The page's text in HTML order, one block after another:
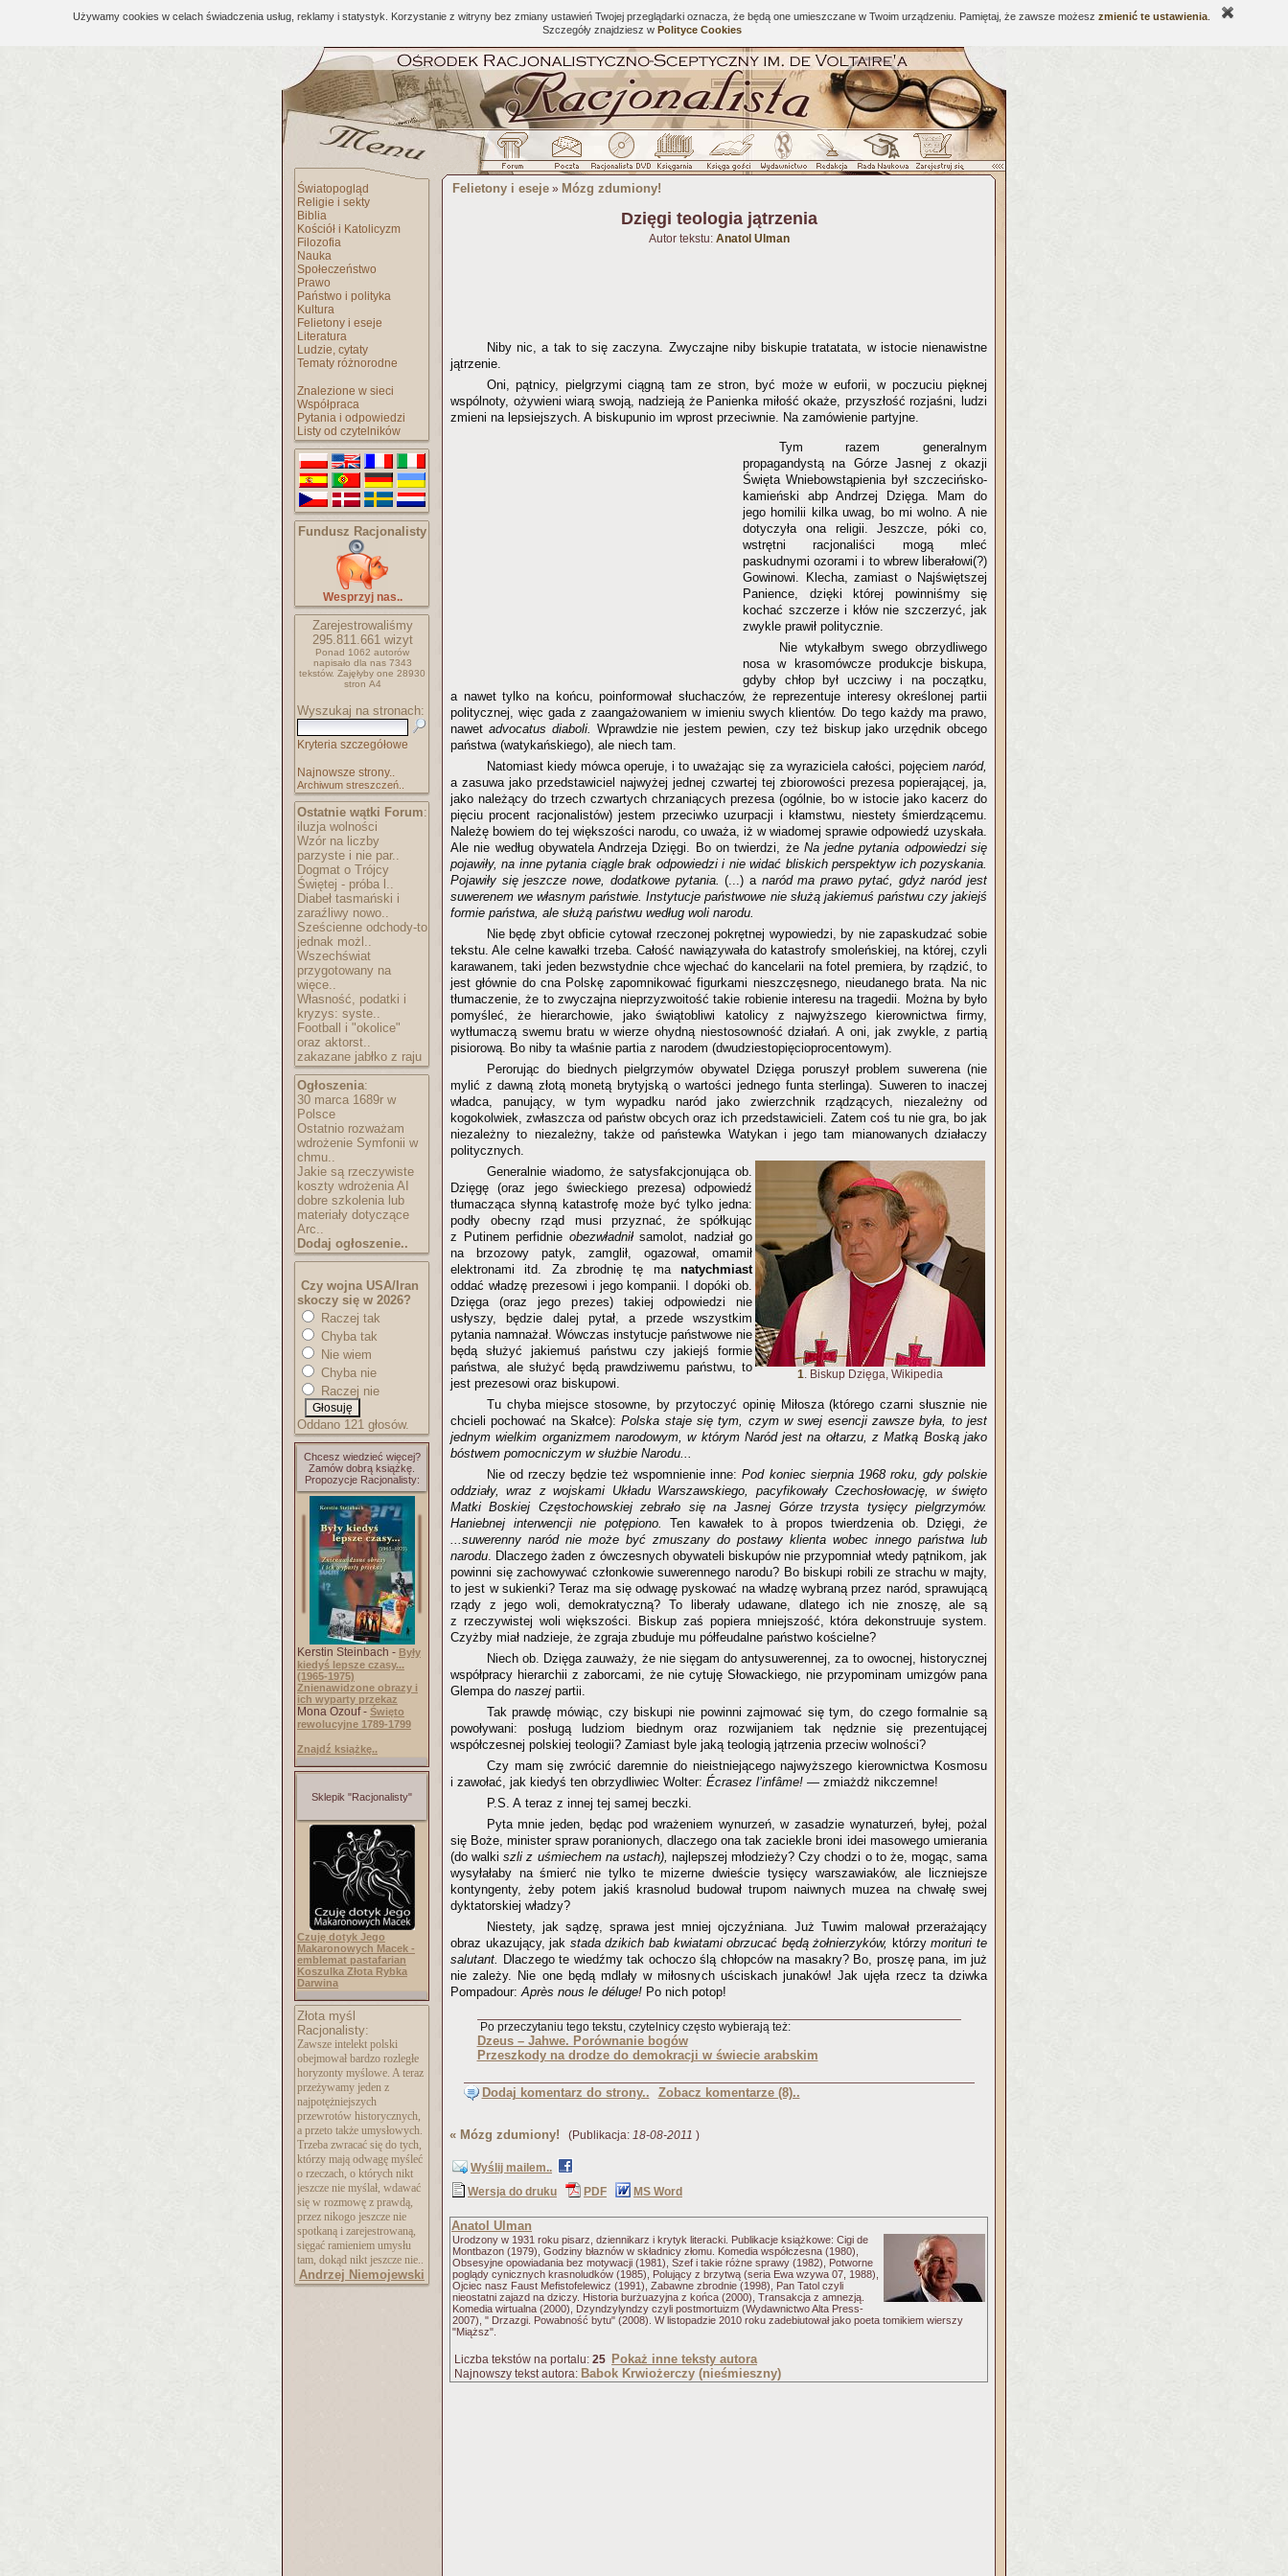
Używamy cookies w celach świadczenia usług, reklamy i statystyk. Korzystanie z witryny bez zmiany ustawień Twojej przeglądarki oznacza, że będą one umieszczane w Twoim urządzeniu. Pamiętaj, że zawsze możesz zmienić te ustawienia
Szczegóły znajdziesz w Polityce Cookies
Światopogląd
Religie i sekty
Biblia
Kościół i Katolicyzm
Filozofia
Nauka
Społeczeństwo
Prawo
Państwo i polityka
Kultura
Felietony i eseje
Literatura
Ludzie, cytaty
Tematy różnorodne
Znalezione w sieci
Współpraca
Pytania i odpowiedzi
Listy od czytelników
Fundusz Racjonalisty
Wesprzyj nas..
Zarejestrowaliśmy
295.811.661wizyt
Ponad 1062 autorów
napisało dla nas 7343
tekstów. Zajęłyby one 28930
stron A4
Wyszukaj na stronach:
Kryteria szczegółowe
Najnowsze strony..
Archiwum streszczeń..
Ostatnie wątki Forum:
iluzja wolności
Wzór na liczby
parzyste i nie par..
Dogmat o Trójcy
Świętej - próba l..
Diabeł tasmański i
zaraźliwy nowo..
Sześcienne odchody-to
jednak możl..
Wszechświat
przygotowany na
więce..
Własność, podatki i
kryzys: syste..
Football i "okolice"
oraz aktorst..
zakazane jabłko z raju
Ogłoszenia:
30 marca 1689r w
Polsce
Ostatnio rozważam
wdrożenie Symfonii w
chmu..
Jakie są rzeczywiste
koszty wdrożenia AI
dobre szkolenia lub
materiały dotyczące
Arc..
Dodaj ogłoszenie..
Czy wojna USA/Iran
skoczy się w 2026?
Raczej tak
Chyba tak
Nie wiem
Chyba nie
Raczej nie
Oddano 121 głosów.
Chcesz wiedzieć więcej?
Zamów dobrą książkę.
Propozycje Racjonalisty:
Kerstin Steinbach - Były
kiedyś lepsze czasy...
(1965-1975)
Znienawidzone obrazy i
ich wyparty przekaz
Mona Ozouf - Święto
rewolucyjne 1789-1799
Znajdź książkę..
Sklepik "Racjonalisty"
Czuję dotyk Jego
Makaronowych Macek -
emblemat pastafarian
Koszulka Złota Rybka
Darwina
Złota myśl
Racjonalisty:
Zawsze intelekt polski
obejmował bardzo rozległe
horyzonty myślowe. A teraz
przeżywamy jeden z
najpotężniejszych
przewrotów historycznych,
a przeto także umysłowych.
Trzeba zwracać się do tych,
którzy mają odwagę myśleć
o rzeczach, o których nikt
jeszcze nie myślał, wdawać
się w rozmowę z prawdą,
przez nikogo jeszcze nie
spotkaną i zarejestrowaną,
sięgać ramieniem umysłu
tam, dokąd nikt jeszcze nie..
Andrzej Niemojewski
Felietony i eseje » Mózg zdumiony!
Dzięgi teologia jątrzenia
Autor tekstu: Anatol Ulman
Niby nic, a tak to się zaczyna. Zwyczajne niby biskupie tratatata, w istocie nienawistne
jątrzenie.
Oni, pątnicy, pielgrzymi ciągną tam ze stron, być może w euforii, w poczuciu pięknej
wspólnoty, ożywieni wiarą swoją, nadzieją że Panienka miłość okaże, przyszłość rozjaśni, ludzi
zmieni na lepsiejszych. A biskupunio im wprost przeciwnie. Na zamówienie partyjne.
Tym razem generalnym
propagandystą na Górze Jasnej z okazji
Święta Wniebowstąpienia był szczecińsko-
kamieński abp Andrzej Dzięga. Mam do
jego homilii kilka uwag, bo mi wolno. A nie
dotyczyła ona religii. Jeszcze, póki co,
wstrętni racjonaliści mogą mleć
paskudnymi ozorami i to wbrew liberałowi(?)
Gowinowi. Klecha, zamiast o Najświętszej
Panience, dzięki której powinniśmy się
kochać szczerze i kłów nie szczerzyć, jak
zwykle prawił politycznie.
Nie wtykałbym swego obrzydliwego
nosa w krasomówcze produkcje biskupa,
gdyby chłop był uczciwy i na początku,
a nawet tylko na końcu, poinformował słuchaczów, że reprezentuje interesy określonej partii
politycznej, więc gada z zaangażowaniem w imieniu swych klientów. Do tego każdy ma prawo,
nawet advocatus diaboli. Wprawdzie nie jestem pewien, czy też biskup jako urzędnik obcego
państwa (watykańskiego), ale niech tam.
Natomiast kiedy mówca operuje, i to uważając się za wyraziciela całości, pojęciem naród,
a zasuwa jako przedstawiciel najwyżej jednej czwartej tej zbiorowości prezesa popierającej, ja,
jako należący do trzech czwartych chrzaniących prezesa (ogólnie, bo w istocie jako kacerz do
pięciu procent racjonalistów) jestem przeciwko uzurpacji i kłamstwu, niestety śmierdzącemu.
Należę bowiem do tej większości narodu, co uważa, iż w wiadomej sprawie odpowiedź uzyskała.
Ale nie według obywatela Andrzeja Dzięgi. Bo on twierdzi, że Na jedne pytania odpowiedzi się
pojawiły, na inne pytania ciągle brak odpowiedzi i nie widać bliskich perspektyw ich pozyskania.
Pojawiły się jeszcze nowe, dodatkowe pytania.(...) a naród ma prawo pytać, gdyż naród jest
suwerenem we własnym państwie. Instytucje państwowe nie służą jakiemuś państwu czy jakiejś
formie państwa, ale służą państwu według woli narodu.
Nie będę zbyt obficie cytował rzeczonej pokrętnej wypowiedzi, by nie zapaskudzać sobie
tekstu. Ale celne kawałki trzeba. Całość nawiązywała do katastrofy smoleńskiej, na której, czyli
karawanem, taki jeden bezwstydnie chce wjechać do kancelarii na fotel premiera, by rządzić, to
jest głównie do cna Polskę zapomnikować figurkami nieszczęsnego, nieudanego brata. Na nic
tłumaczenie, że to zwyczajna nieprzyzwoitość takie robienie interesu na tragedii. Można by było
pomyśleć, że hierarchowie, jako świątobliwi katolicy z najwyższego kierownictwa firmy,
wytłumaczą swemu bratu w wierze ohydną niestosowność działań. A oni, jak zwykle, z partią
pisiorową. Bo niby ta właśnie partia z narodem (dwudziestopięcioprocentowym).
Perorując do biednych pielgrzymów obywatel Dzięga poruszył problem suwerena (nie
mylić z dawną złotą monetą brytyjską o wartości jednego funta sterlinga). Suweren to inaczej
władca, panujący, w tym wypadku naród jako zwierzchnik rządzących, niezależny od
kogokolwiek, zwłaszcza od państw obcych oraz ich przedstawicieli. Zatem coś tu nie gra, bo jak
niezależny to niezależny, także od państewka Watykan i jego tam mianowanych działaczy
politycznych.
1. Biskup Dzięga, Wikipedia
Generalnie wiadomo, że satysfakcjonująca ob.
Dzięgę (oraz jego świeckiego prezesa) odpowiedź
tłumacząca słynną katastrofę może być tylko jedna:
podły obecny rząd musi przyznać, że spółkując
z Putinem perfidnie obezwładnił samolot, nadział go
na brzozowy patyk, zamglił, ogazował, omamił
elektronami itd. Za zbrodnię tę ma natychmiast
oddać władzę prezesowi i jego kompanii. I dopóki ob.
Dzięga (oraz jego prezes) takiej odpowiedzi nie
usłyszy, będzie dalej pytał, a przede wszystkim
pytania namnażał. Wówczas instytucje państwowe nie
będą służyć jakiemuś państwu czy jakiejś formie
państwa, ale służyć będą prawdziwemu państwu, to
jest prezesowi oraz biskupowi.
Tu chyba miejsce stosowne, by przytoczyć opinię Miłosza (którego czarni słusznie nie
chcieli pochować na Skałce): Polska staje się tym, czym w swej esencji zawsze była, to jest
jednym wielkim organizmem narodowym, w którym Naród jest na ołtarzu, z Matką Boską jako
bóstwem pomocniczym w służbie Narodu...
Nie od rzeczy będzie też wspomnienie inne:Pod koniec sierpnia 1968 roku, gdy polskie
oddziały, wraz z wojskami Układu Warszawskiego, pacyfikowały Czechosłowację, w święto
Matki Boskiej Częstochowskiej zebrało się na Jasnej Górze trzysta tysięcy pielgrzymów.
Haniebnej interwencji nie potępiono.
Ten kawałek to à propos twierdzenia ob. Dzięgi, że
...suwerenny naród nie może być zmuszany do postawy klienta wobec innego państwa lub
narodu. Dlaczego żaden z ówczesnych obywateli biskupów nie przypomniał wtedy pątnikom, jak
powinni się zachowywać członkowie suwerennego narodu? Bo biskupi robili ze strachu w majty,
to jest w sukienki? Teraz ma się odwagę pyskować na władzę wybraną przez naród, sprawującą
rządy z jego woli, demokratyczną? To liberały udawane, dlatego ich nie znoszę, ale są
z rzeczywistej woli większości. Biskup zaś popiera mniejszość, która dekonstruuje system.
Czyżby miał nadzieje, że zgraja zbuduje mu półfeudalne państwo kościelne?
Niech ob. Dzięga zauważy, że nie sięgam do antysuwerennej, za to owocnej, historycznej
współpracy hierarchii z zaborcami, że nie cytuję Słowackiego, nie przypominam umizgów pana
Glempa do naszej partii.
Tak prawdę mówiąc, czy biskupi nie powinni zajmować się tym, do czego formalnie są
powoływani: posługą ludziom biednym oraz rozwijaniem tak nędznie się prezentującej
współczesnej polskiej teologii? Zamiast byle jaką teologią jątrzenia przeciw wolności?
Czy mam się zwrócić daremnie do nieistniejącego najwyższego kierownictwa Kosmosu
i zawołać, jak kiedyś ten obrzydliwiec Wolter: Écrasez l’infâme! — zmiażdż nikczemne!
P.S. A teraz z innej tej samej beczki.
Pyta mnie jeden, będąc pod wrażeniem wynurzeń, w zasadzie wynaturzeń, byłej, pożal
się Boże, minister spraw poranionych, dlaczego ona tak zaciekle broni idei masowego umierania
(do walkiszli z uśmiechem na ustach), najlepszej młodzieży? Czy chodzi o to że, mogąc, sama
wysyłałaby na śmierć nie tylko te mizerne dwieście tysięcy warszawiaków, ale liczniejsze
kontyngenty, żeby potem jakiś krasnolud budował trupom naiwnych muzea na chwałę swej
dyktatorskiej władzy?
Niestety, jak sądzę, sprawa jest mniej ojczyźniana. Już Tuwim malował przerażający
obraz ukazujący, jak stada dzikich bab kwiatami obrzucać będą żołnierzyków, którzymorituri te
salutant. Dlaczego te wiedźmy tak ochoczo ślą chłopców na masakry? Bo, proszę pana, im już
nie zależy. Nie one będą mdlały w miłosnych uściskach junaków! Jak ujęła rzecz ta dziwka
Pompadour:Après nous le déluge! Po nich potop!
Po przeczytaniu tego tekstu, czytelnicy często wybierają też:
Dzeus – Jahwe. Porównanie bogów
Przeszkody na drodze do demokracji w świecie arabskim
Dodaj komentarz do strony.. Zobacz komentarze (8)..
« Mózg zdumiony! (Publikacja: 18-08-2011 )
Wyślij mailem..
Wersja do druku
PDF MS Word
Anatol Ulman
Urodzony w 1931 roku pisarz, dziennikarz i krytyk literacki. Publikacje książkowe: Cigi de
Montbazon (1979), Godziny błaznów w składnicy złomu. Komedia współczesna (1980),
Obsesyjne opowiadania bez motywacji (1981), Szef i takie różne sprawy (1982), Potworne
poglądy cynicznych krasnoludków (1985), Polujący z brzytwą (seria Ewa wzywa 07, 1988),
Ojciec nasz Faust Mefistofelewicz (1991), Zabawne zbrodnie (1998), Pan Tatol czyli
nieostatni zajazd na dziczy. Historia burżuazyjna z końca (2000), Transakcja z amnezją.
Komedia wirtualna (2000), Dzyndzylyndzy czyli postmortuizm (Wydawnictwo Alta Press-
2007), " Drzazgi. Powabność bytu" (2008). W listopadzie 2010 roku zadebiutował jako poeta tomikiem wierszy
"Miąższ".
Liczba tekstów na portalu: 25 Pokaż inne teksty autora
Najnowszy tekst autora: Babok Krwiożerczy (nieśmieszny)